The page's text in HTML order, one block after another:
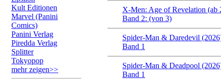
Kult Editionen
Marvel (Panini
Comics)
Panini Verlag
Piredda Verlag
Splitter
Tokyopop
mehr zeigen>>
X-Men: Age of Revelation (ab
Band 2: (von 3)
Spider-Man & Daredevil
Band 1
Spider-Man & Deadpool
Band 1